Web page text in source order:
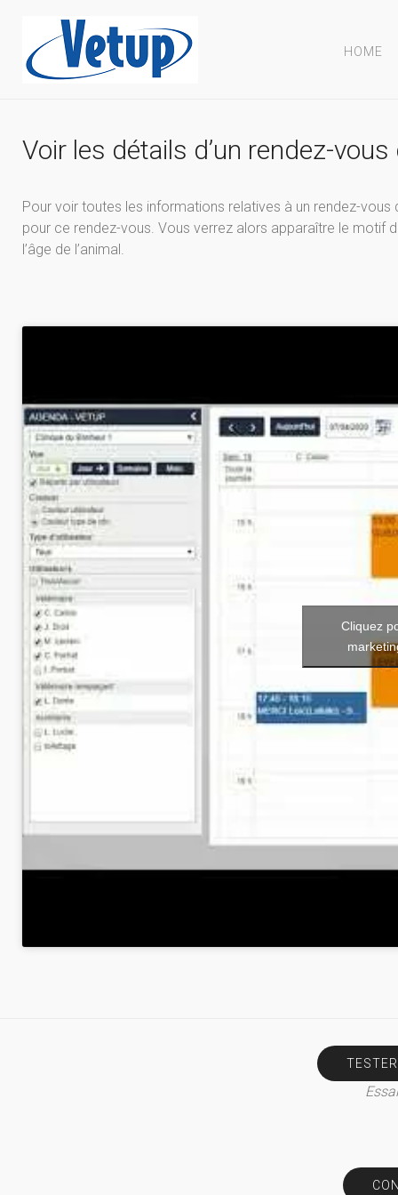
HOME
Voir les détails d’un rendez-vous
Pour voir toutes les informations relatives à un rendez-
pour ce rendez-vous. Vous verrez alors apparaître le motif
l’âge de l’animal.
Cliquez